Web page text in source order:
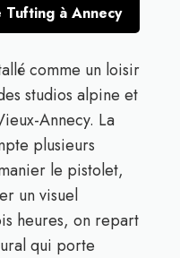
Tufting à Annecy
comme un loisir
studios alpine et
Annecy. La
plusieurs
le pistolet,
un visuel
heures, on repart
qui porte